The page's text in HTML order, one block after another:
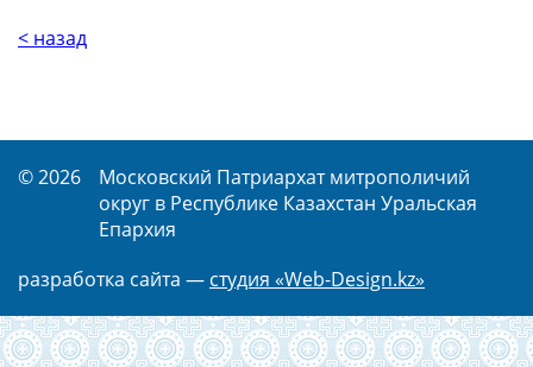
< назад
© 2026
Московский Патриархат митрополичий
округ в Республике Казахстан Уральская
Епархия
разработка сайта — студия «Web-Design.kz»